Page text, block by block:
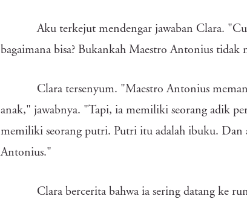
Aku terkejut mendengar jawaban Clara.
bagaimana bisa? Bukankah Maestro Antonius tidak
Clara tersenyum. "Maestro Antonius
anak," jawabnya. "Tapi, ia memiliki seorang adik
memiliki seorang putri. Putri itu adalah ibuku. Dan
Antonius."
Clara bercerita bahwa ia sering datang ke